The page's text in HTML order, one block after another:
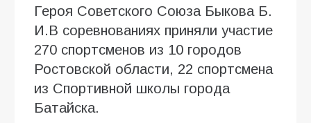
Героя Советского Союза Быкова Б.
И.В соревнованиях приняли участие
270 спортсменов из 10 городов
Ростовской области, 22 спортсмена
из Спортивной школы города
Батайска.